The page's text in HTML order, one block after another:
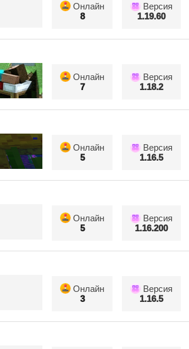
Онлайн
8
Версия
1.19.60
Онлайн
7
Версия
1.18.2
Онлайн
5
Версия
1.16.5
Онлайн
5
Версия
1.16.200
Онлайн
3
Версия
1.16.5